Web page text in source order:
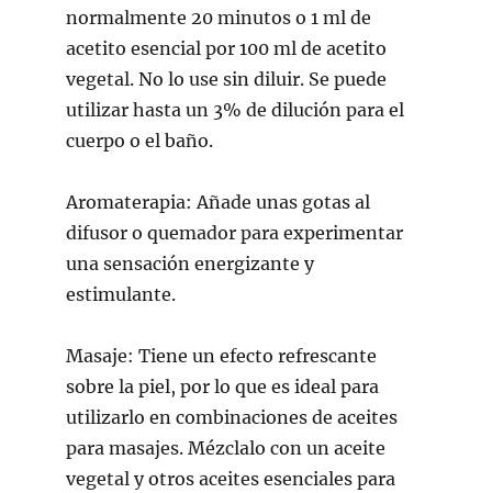
normalmente 20 minutos o 1 ml de
acetito esencial por 100 ml de acetito
vegetal. No lo use sin diluir. Se puede
utilizar hasta un 3% de dilución para el
cuerpo o el baño.
Aromaterapia:Añade unas gotas al
difusor o quemador para experimentar
una sensación energizante y
estimulante.
Masaje: Tiene un efecto refrescante
sobre la piel, por lo que es ideal para
utilizarlo en combinaciones de aceites
para masajes. Mézclalo con un aceite
vegetal y otros aceites esenciales para